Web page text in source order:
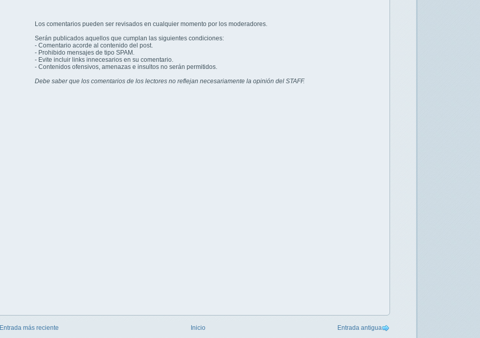
Los comentarios pueden ser revisados en cualquier momento por los moderadores.
Serán publicados aquellos que cumplan las siguientes condiciones:
- Comentario acorde al contenido del post.
- Prohibido mensajes de tipo SPAM.
- Evite incluir links innecesarios en su comentario.
- Contenidos ofensivos, amenazas e insultos no serán permitidos.
Debe saber que los comentarios de los lectores no reflejan necesariamente la opinión del STAFF.
Entrada más reciente Entrada antigua
Inicio